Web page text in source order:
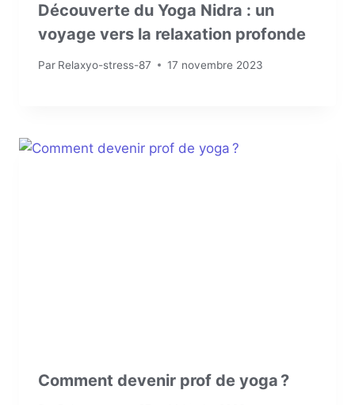
Découverte du Yoga Nidra : un
voyage vers la relaxation profonde
Par Relaxyo-stress-87 17 novembre 2023
Comment devenir prof de yoga ?